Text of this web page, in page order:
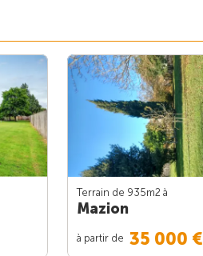
Terrain de 935m2 à
Mazion
à partir de 35 000 €